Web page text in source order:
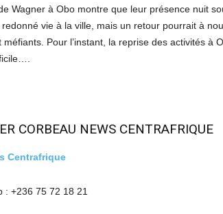
Wagner à Obo montre que leur présence nuit
vie à la ville, mais un retour pourrait à
méfiants. Pour l’instant, la reprise des activités à
CORBEAU NEWS CENTRAFRIQUE
Centrafrique
: +236 75 72 18 21